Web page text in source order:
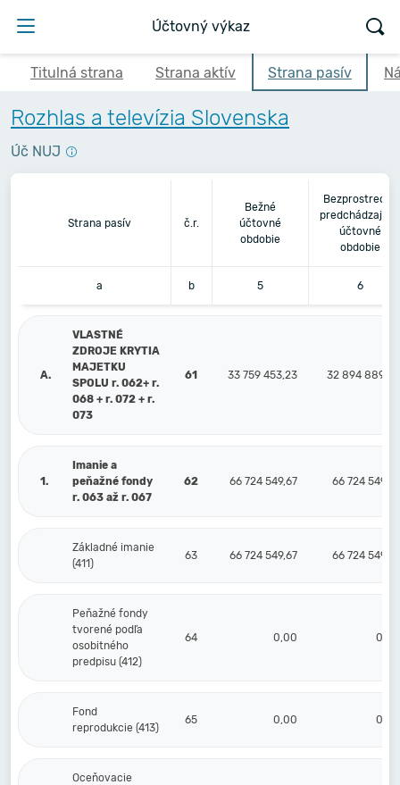
Účtovný výkaz
Titulná strana Strana aktív Strana pasív
Rozhlas a televízia Slovenska
Úč NUJ
Strana pasív č.r.
Bežné
účtovné
obdobie
Bezprostredne
predchádzajúce
účtovné
obdobie
a b 5 6
A.
VLASTNÉ
ZDROJE KRYTIA
MAJETKU
SPOLU r. 062+ r.
068 + r. 072 + r.
073
61 33 759 453,23 32 894 889,89
1.
Imanie a
peňažné fondy
r. 063 až r. 067
62 66 724 549,67 66 724 549,67
Základné imanie
(411)
63 66 724 549,67 66 724 549,67
Peňažné fondy
tvorené podľa
osobitného
predpisu (412)
64 0,00 0,00
Fond
reprodukcie (413)
65 0,00 0,00
Oceňovacie